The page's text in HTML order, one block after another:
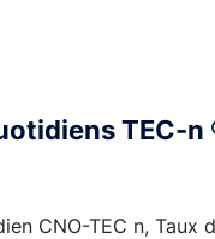
TEC-n
CNO-TEC n, Taux